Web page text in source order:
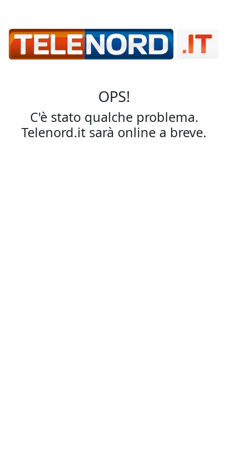
OPS!
C'è stato qualche problema.
Telenord.it sarà online a breve.